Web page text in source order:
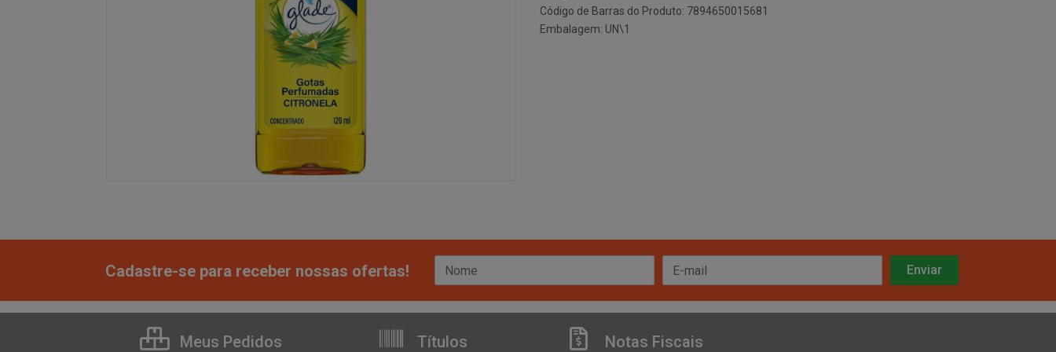
Código de Barras do Produto: 7894650015681
Embalagem: UN\1
Cadastre-se para receber nossas ofertas!
Meus Pedidos Títulos Notas Fiscais